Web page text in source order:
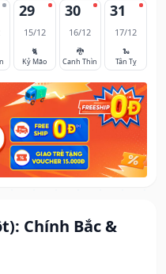
Chính Bắc &
29
15/12
🐈
Kỷ Mão
30
16/12
🐉
Canh Thìn
31
17/12
🐍
Tân Tỵ